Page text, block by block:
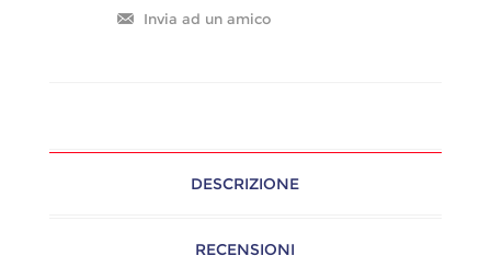
DESCRIZIONE
RECENSIONI